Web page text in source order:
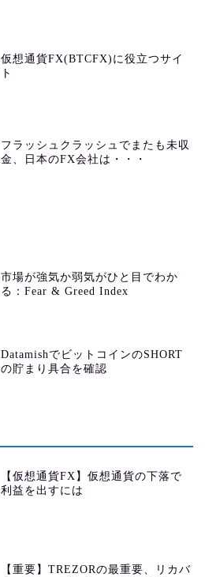
仮想通貨FX(BTCFX)に役立つサイ
ト
フラッシュクラッシュでまたも未収
金、日本のFX会社は・・・
市場が強気か弱気がひと目でわか
る：Fear & Greed Index
DatamishでビットコインのSHORT
の貯まり具合を確認
【仮想通貨FX】仮想通貨の下落で
利益を出すには
【重要】TREZORの最重要、リカバ